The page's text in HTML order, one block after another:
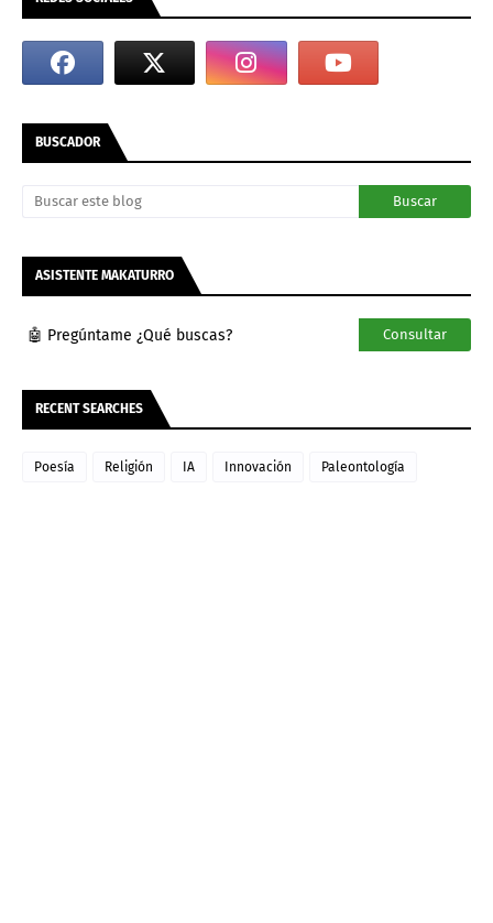
BUSCADOR
ASISTENTE MAKATURRO
🤖 Pregúntame ¿Qué buscas? Consultar
RECENT SEARCHES
Poesía Religión IA Innovación Paleontología